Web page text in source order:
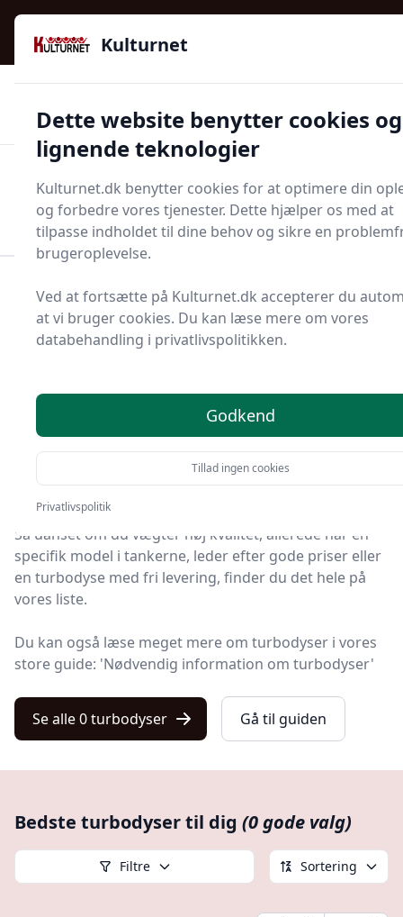
Kulturnet - Alt Det Gode I Livet | Din Kulturguide Siden
2016
97 kategorier 👍Kun godkendte butikker
Start søgning
Start søgning
Forside
Bolig og indretning
Husholdningsapperater
Turbodyse
Bedste turbodyser til
dig - 0 gode valg
På Kulturnet finder du markedets bedste turbodyser.
Vi har udvalgt 0 produkter, så du nemt kan finde det
rigtige.
Så uanset om du vægter høj kvalitet, allerede har en
specifik model i tankerne, leder efter gode priser eller
en turbodyse med fri levering, finder du det hele på
vores liste.
Du kan også læse meget mere om turbodyser i vores
store guide: 'Nødvendig information om turbodyser'
Se alle 0 turbodyser Gå til guiden
Bedste turbodyser til dig (0 gode valg)
Filtre Sortering
Kulturnet
Dette website benytter cookies og
lignende teknologier
Kulturnet.dk benytter cookies for at optimere din
og forbedre vores tjenester. Dette hjælper os med at
tilpasse indholdet til dine behov og sikre en
brugeroplevelse.
Ved at fortsætte på Kulturnet.dk accepterer du
at vi bruger cookies. Du kan læse mere om vores
databehandling i privatlivspolitikken.
Godkend
Tillad ingen cookies
Privatlivspolitik